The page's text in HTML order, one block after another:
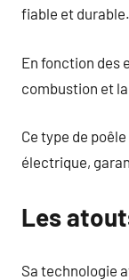
fiable et durable.
En fonction des
combustion et
Ce type de
électrique,
Les
Sa technologie